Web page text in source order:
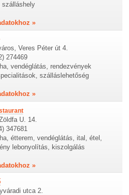
szálláshely
»
Veres Péter út 4.
274469
vendéglátás, rendezvények
szálláslehetőség
»
U. 14.
347681
étterem, vendéglátás, ital, étel,
lebonyolítás, kiszolgálás
»
utca 2.